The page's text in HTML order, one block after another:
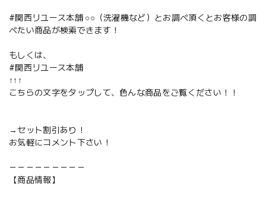
#関西リユース本舗 ○○（洗濯機など）とお調べ頂くとお客様の調
べたい商品が検索できます！
もしくは、
#関西リユース本舗
↑↑↑
こちらの文字をタップして、色んな商品をご覧ください！！
→セット割引あり！
お気軽にコメント下さい！
－－－－－－－－－
【商品情報】